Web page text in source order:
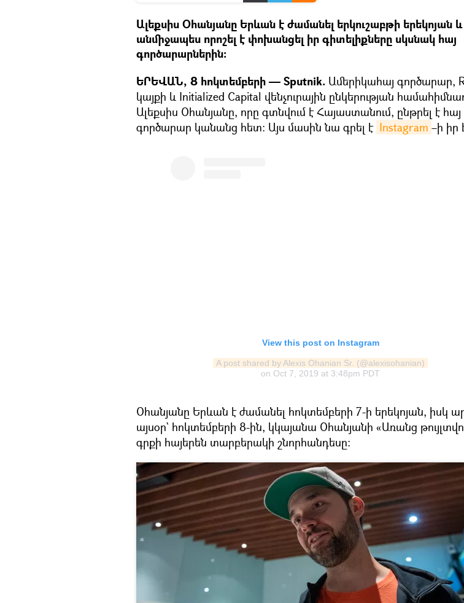
Ալեքսիս Օհանյանը Երևան է ժամանել երկուշաբթի երեկոյան և
անմիջապես որոշել է փոխանցել իր գիտելիքները սկսնակ հայ
գործարարներին։
ԵՐԵՎԱՆ, 8 հոկտեմբերի — Sputnik. Ամերիկահայ գործարար,
կայքի և Initialized Capital վենչուրային ընկերության
Ալեքսիս Օհանյանը, որը գտնվում է Հայաստանում, ընթրել է հայ
գործարար կանանց հետ։ Այս մասին նա գրել է Instagram –ի իր
View this post on Instagram
A post shared by Alexis Ohanian Sr. (@alexisohanian)
on Oct 7, 2019 at 3:48pm PDT
Օհանյանը Երևան է ժամանել հոկտեմբերի 7-ի երեկոյան, իսկ
այսօր` հոկտեմբերի 8-ին, կկայանա Օհանյանի «Առանց
գրքի հայերեն տարբերակի շնորհանդեսը։